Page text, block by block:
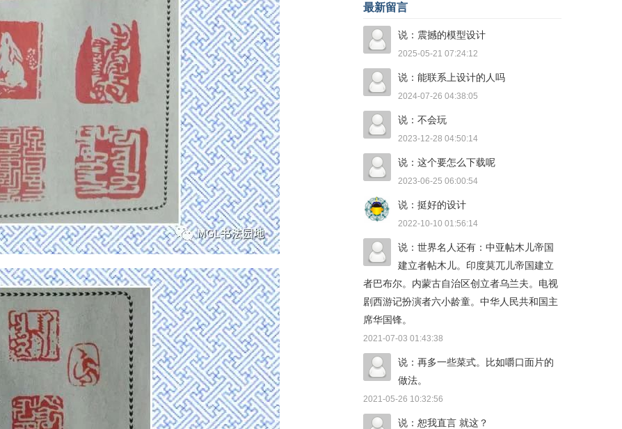
最新留言
说：震撼的模型设计
2025-05-21 07:24:12
说：能联系上设计的人吗
2024-07-26 04:38:05
说：不会玩
2023-12-28 04:50:14
说：这个要怎么下载呢
2023-06-25 06:00:54
说：挺好的设计
2022-10-10 01:56:14
说：世界名人还有：中亚帖木儿帝国
建立者帖木儿。印度莫兀儿帝国建立
者巴布尔。内蒙古自治区创立者乌兰夫。电视
剧西游记扮演者六小龄童。中华人民共和国主
席华国锋。
2021-07-03 01:43:38
说：再多一些菜式。比如嚼口面片的
做法。
2021-05-26 10:32:56
说：恕我直言 就这？